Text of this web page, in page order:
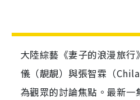
大陸綜藝《妻子的浪漫旅
儀（靚靚）與張智霖（
為觀眾的討論焦點。最新